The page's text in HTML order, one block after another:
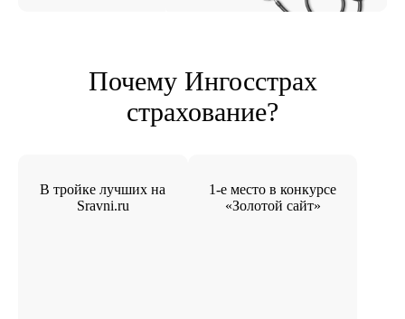
Почему Ингосстрах
страхование?
В тройке лучших на
Sravni.ru
1-е место в конкурсе
«Золотой сайт»